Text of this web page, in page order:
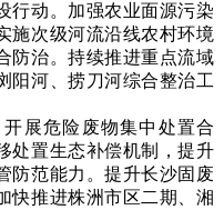
行动。加强农业面源污染
施次级河流沿线农村环境
防治。持续推进重点流域
阳河、捞刀河综合整治工
展危险废物集中处置合
处置生态补偿机制，提升
防范能力。提升长沙固废
快推进株洲市区二期、湘